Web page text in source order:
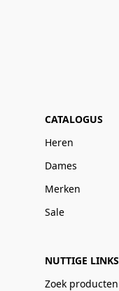
CATALOGUS
Heren
Dames
Merken
Sale
NUTTIGE LINKS
Zoek producten